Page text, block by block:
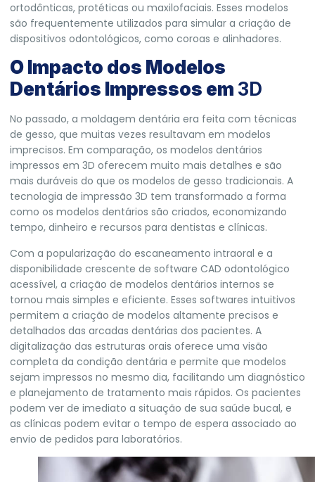
ortodônticas, protéticas ou maxilofaciais. Esses modelos
são frequentemente utilizados para simular a criação de
dispositivos odontológicos, como coroas e alinhadores.
O Impacto dos Modelos
Dentários Impressos em 3D
No passado, a moldagem dentária era feita com técnicas
de gesso, que muitas vezes resultavam em modelos
imprecisos. Em comparação, os modelos dentários
impressos em 3D oferecem muito mais detalhes e são
mais duráveis do que os modelos de gesso tradicionais. A
tecnologia de impressão 3D tem transformado a forma
como os modelos dentários são criados, economizando
tempo, dinheiro e recursos para dentistas e clínicas.
Com a popularização do escaneamento intraoral e a
disponibilidade crescente de software CAD odontológico
acessível, a criação de modelos dentários internos se
tornou mais simples e eficiente. Esses softwares intuitivos
permitem a criação de modelos altamente precisos e
detalhados das arcadas dentárias dos pacientes. A
digitalização das estruturas orais oferece uma visão
completa da condição dentária e permite que modelos
sejam impressos no mesmo dia, facilitando um diagnóstico
e planejamento de tratamento mais rápidos. Os pacientes
podem ver de imediato a situação de sua saúde bucal, e
as clínicas podem evitar o tempo de espera associado ao
envio de pedidos para laboratórios.